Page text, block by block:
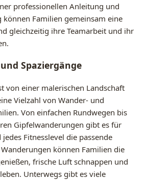
professionellen Anleitung und
können Familien gemeinsam eine
gleichzeitig ihre Teamarbeit und ihr
Spaziergänge
von einer malerischen Landschaft
Vielzahl von Wander- und
Von einfachen Rundwegen bis
Gipfelwanderungen gibt es für
Fitnesslevel die passende
können Familien die
frische Luft schnappen und
Unterwegs gibt es viele